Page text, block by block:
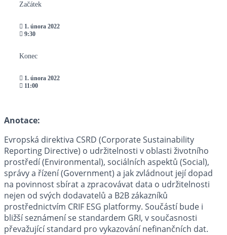
Začátek
1. února 2022
9:30
Konec
1. února 2022
11:00
Anotace:
Evropská direktiva CSRD (Corporate Sustainability
Reporting Directive) o udržitelnosti v oblasti životního
prostředí (Environmental), sociálních aspektů (Social),
správy a řízení (Government) a jak zvládnout její dopad
na povinnost sbírat a zpracovávat data o udržitelnosti
nejen od svých dodavatelů a B2B zákazníků
prostřednictvím CRIF ESG platformy. Součástí bude i
bližší seznámení se standardem GRI, v současnosti
převažující standard pro vykazování nefinančních dat.